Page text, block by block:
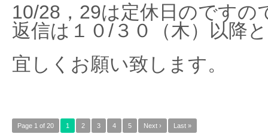
10/28，29は定休日のですの
返信は１０/３０（木）以降
宜しくお願い致します。
Page 1 of 20 1 2 3 4 5 Next › Last »